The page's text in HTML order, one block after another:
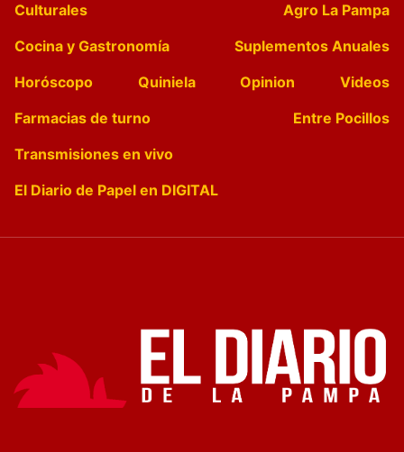
Culturales
Agro La Pampa
Cocina y Gastronomía
Suplementos Anuales
Horóscopo
Quiniela Opinion
Videos
Farmacias de turno
Entre Pocillos
Transmisiones en vivo
El Diario de Papel en DIGITAL